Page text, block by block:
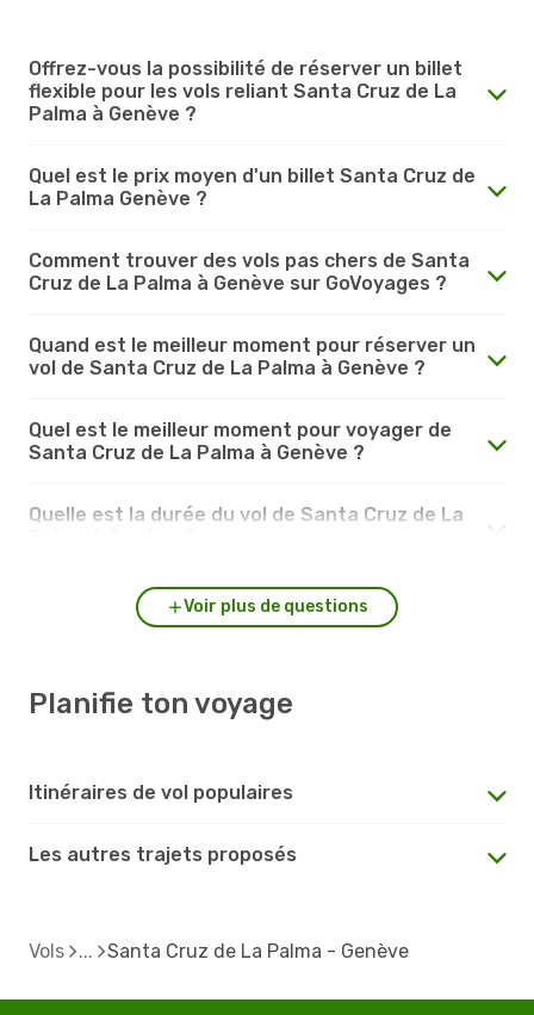
Offrez-vous la possibilité de réserver un billet
flexible pour les vols reliant Santa Cruz de La
Palma à Genève ?
Quel est le prix moyen d'un billet Santa Cruz de
La Palma Genève ?
Comment trouver des vols pas chers de Santa
Cruz de La Palma à Genève sur GoVoyages ?
Quand est le meilleur moment pour réserver un
vol de Santa Cruz de La Palma à Genève ?
Quel est le meilleur moment pour voyager de
Santa Cruz de La Palma à Genève ?
Quelle est la durée du vol de Santa Cruz de La
Voir plus de questions
Planifie ton voyage
Itinéraires de vol populaires
Les autres trajets proposés
Vols Santa Cruz de La Palma - Genève